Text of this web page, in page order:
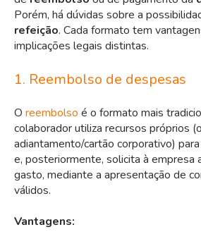
Porém, há dúvidas sobre a
refeição. Cada formato tem
implicações legais distintas.
1. Reembolso de despesas
O reembolso é o formato mais
colaborador utiliza recursos próprios
adiantamento/cartão corporativo)
e, posteriormente, solicita à empresa
gasto, mediante a apresentação de
válidos.
Vantagens: